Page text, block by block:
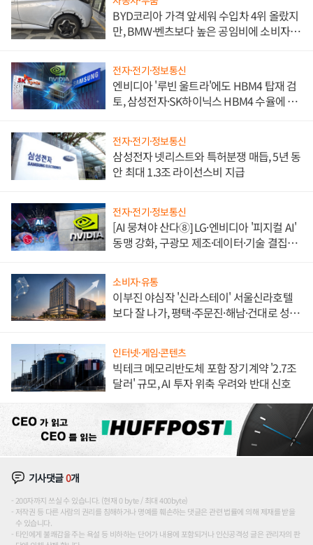
BYD코리아 가격 앞세워 수입차 4위 올랐지
만, BMW·벤츠보다 높은 공임비에 소비자
전자·전기·정보통신
엔비디아 '루빈 울트라'에도 HBM4 탑재 검
토, 삼성전자·SK하이닉스 HBM4 수율에 주
전자·전기·정보통신
삼성전자 넷리스트와 특허분쟁 매듭, 5년 동
안 최대 1.3조 라이선스비 지급
전자·전기·정보통신
[AI 뭉쳐야 산다⑧] LG·엔비디아 '피지컬 AI'
동맹 강화, 구광모 제조·데이터·기술 결집
소비자·유통
이부진 야심작 '신라스테이' 서울신라호텔
보다 잘 나가, 평택·주문진·해남·건대로 성
인터넷·게임·콘텐츠
빅테크 메모리반도체 포함 장기계약 '2.7조
달러' 규모, AI 투자 위축 우려와 반대 신호
기사댓글0개
200자까지 쓰실 수 있습니다. (현재 0 byte / 최대 400byte)
저작권 등 다른 사람의 권리를 침해하거나 명예를 훼손하는 댓글은 관련 법률에 의해 제재를 받을
수 있습니다.
타인에게 불쾌감을 주는 욕설 등 비하하는 단어가 내용에 포함되거나 인신공격성 글은 관리자의 판